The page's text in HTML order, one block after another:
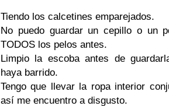
Tiendo los calcetines emparejados.
No puedo guardar un cepillo o un
TODOS los pelos antes.
Limpio la escoba antes de
haya barrido.
Tengo que llevar la ropa interior
así me encuentro a disgusto.